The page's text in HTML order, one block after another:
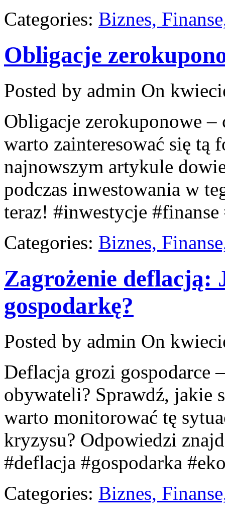
Categories: Biznes,
Obligacje
Posted by admin On
Obligacje zerokuponowe –
warto zainteresować się tą
najnowszym artykule
podczas inwestowania w
teraz! #inwestycje
Categories: Biznes,
Zagrożenie deflacją:
gospodarkę?
Posted by admin On
Deflacja grozi gospodarce
obywateli? Sprawdź, jakie
warto monitorować tę
kryzysu? Odpowiedzi
#deflacja #gospodarka
Categories: Biznes,